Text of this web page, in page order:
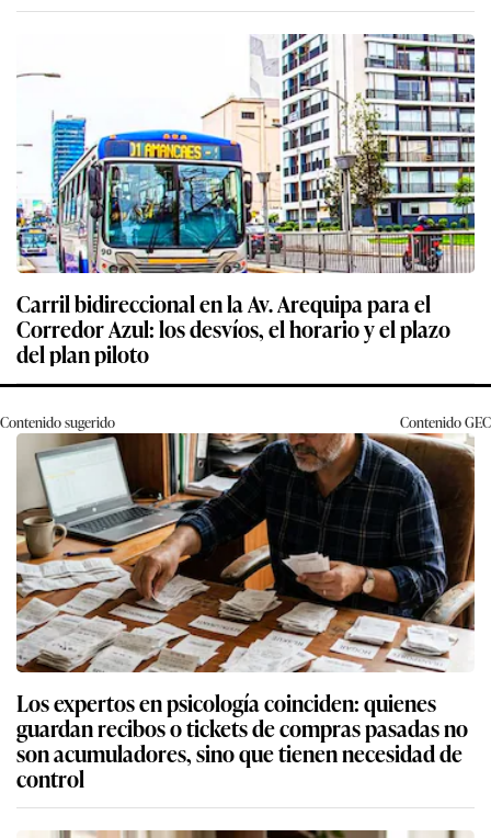
Carril bidireccional en la Av. Arequipa para el
Corredor Azul: los desvíos, el horario y el plazo
del plan piloto
Contenido sugerido ContenidoGEC
Los expertos en psicología coinciden: quienes
guardan recibos o tickets de compras pasadas no
son acumuladores, sino que tienen necesidad de
control